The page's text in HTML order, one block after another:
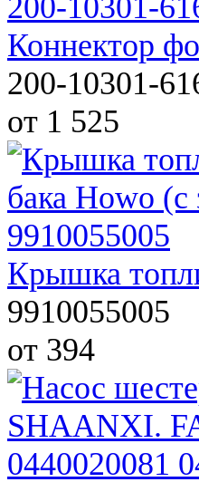
Коннектор
200-10301-
от 1 525
Крышка
9910055005
от 394